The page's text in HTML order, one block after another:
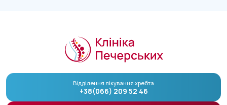
Відділення лікування хребта
+38(066) 209 52 46